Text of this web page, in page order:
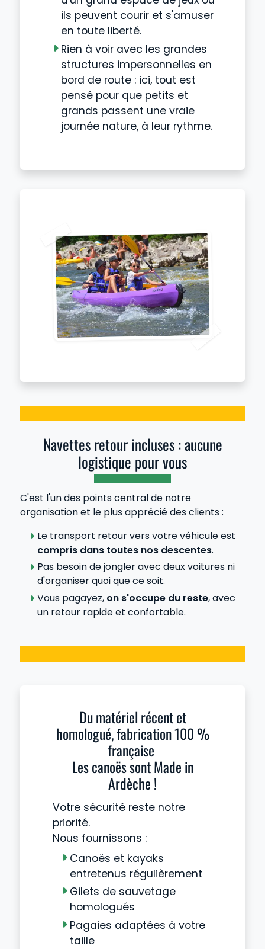
ils peuvent courir et s'amuser
en toute liberté.
Rien à voir avec les grandes
structures impersonnelles en
bord de route : ici, tout est
pensé pour que petits et
grands passent une vraie
journée nature, à leur rythme.
Navettes retour incluses : aucune
logistique pour vous
C'est l'un des points central de notre
organisation et le plus apprécié des clients :
Le transport retour vers votre véhicule est
compris dans toutes nos descentes.
Pas besoin de jongler avec deux voitures ni
d'organiser quoi que ce soit.
Vous pagayez, on s'occupe du reste, avec
un retour rapide et confortable.
Du matériel récent et
homologué, fabrication 100 %
française
Les canoës sont Made in
Ardèche !
Votre sécurité reste notre
priorité.
Nous fournissons :
Canoës et kayaks
entretenus régulièrement
Gilets de sauvetage
homologués
Pagaies adaptées à votre
taille